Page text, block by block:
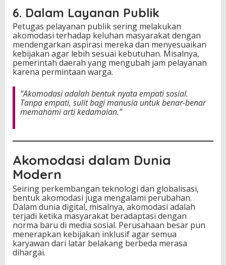
6. Dalam Layanan Publik
Petugas pelayanan publik sering melakukan
akomodasi terhadap keluhan masyarakat dengan
mendengarkan aspirasi mereka dan menyesuaikan
kebijakan agar lebih sesuai kebutuhan. Misalnya,
pemerintah daerah yang mengubah jam pelayanan
karena permintaan warga.
“Akomodasi adalah bentuk nyata empati sosial.
Tanpa empati, sulit bagi manusia untuk benar-benar
memahami arti kedamaian.”
Akomodasi dalam Dunia
Modern
Seiring perkembangan teknologi dan globalisasi,
bentuk akomodasi juga mengalami perubahan.
Dalam dunia digital, misalnya, akomodasi adalah
terjadi ketika masyarakat beradaptasi dengan
norma baru di media sosial. Perusahaan besar pun
menerapkan kebijakan inklusif agar semua
karyawan dari latar belakang berbeda merasa
dihargai.